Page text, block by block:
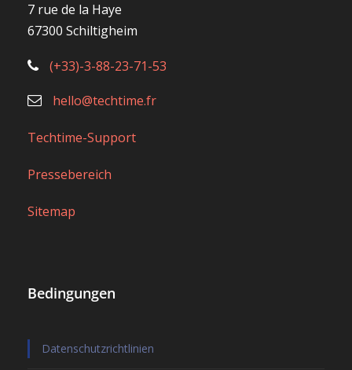
7 rue de la Haye
67300 Schiltigheim
(+33)-3-88-23-71-53
hello@techtime.fr
Techtime-Support
Pressebereich
Sitemap
Bedingungen
Datenschutzrichtlinien